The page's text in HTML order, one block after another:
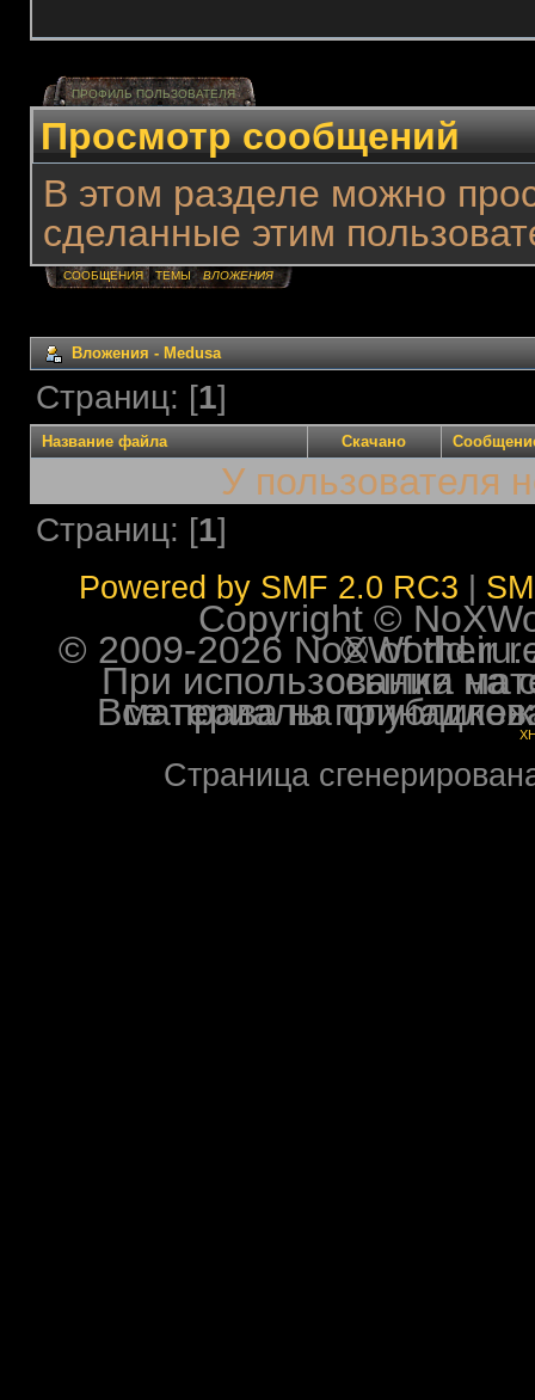
ПРОФИЛЬ ПОЛЬЗОВАТЕЛЯ
Просмотр сообщений
В этом разделе можно
сделанные этим
СООБЩЕНИЯ ТЕМЫ ВЛОЖЕНИЯ
Вложения - Medusa
Страниц: [1]
Название файла Скачано
У пользователя
Страниц: [1]
Powered by SMF 2.0 RC3
Copyright ©
© 2009-2026 NoXWorld.ru. All
При использовании
Все права на опубликованные на форуме
Страница